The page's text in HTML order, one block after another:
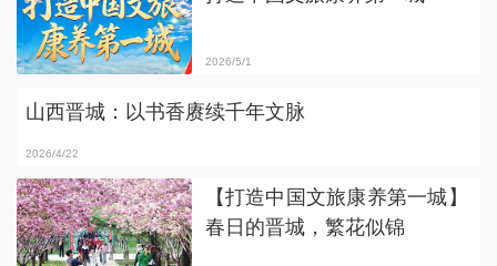
2026/5/1
山西晋城：以书香赓续千年文脉
2026/4/22
【打造中国文旅康养第一城】
春日的晋城，繁花似锦